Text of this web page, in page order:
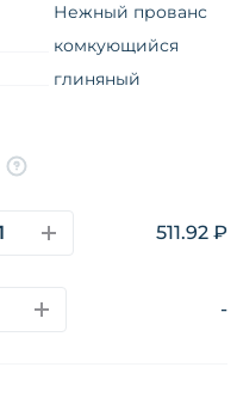
511.92 ₽
-
Нежный прованс
комкующийся
глиняный